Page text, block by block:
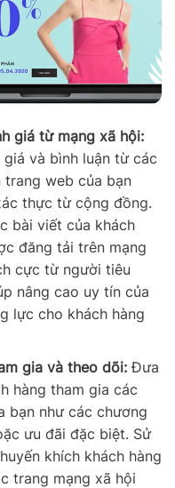
giá từ mạng xã hội:
và bình luận từ các
web của bạn
thực từ cộng đồng.
bài viết của khách
đăng tải trên mạng
cực từ người tiêu
nâng cao uy tín của
lực cho khách hàng
gia và theo dõi:Đưa
hàng tham gia các
bạn như các chương
ưu đãi đặc biệt. Sử
khích khách hàng
trang mạng xã hội